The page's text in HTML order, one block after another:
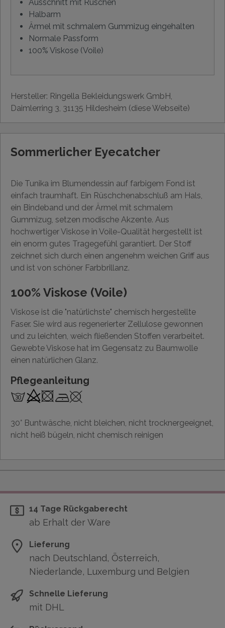
Ausschnitt mit Rüschen
Halbarm
Ärmel mit schmalem Gummizug eingehalten
Normale Passform
100% Viskose (Voile)
Hersteller: Ringella Bekleidungswerk GmbH,
Daimlerring 3, 31135 Hildesheim (diese Webseite)
Sommerlicher Eyecatcher
Die Tunika im Blumendessin auf farbigem Fond ist
einfach traumhaft. Ein Rüschchenabschluß am Hals,
ein Bindeband und der Ärmel mit schmalem
Gummizug, setzen modische Akzente. Aus
hochwertiger Viskose in Voile-Qualität hergestellt ist
ein enorm gutes Tragegefühl garantiert. Der Stoff
zeichnet sich durch einen angenehm weichen Griff aus
und ist von schöner Farbbrillanz.
100% Viskose (Voile)
Viskose ist die "natürlichste" chemisch hergestellte
Faser. Sie wird aus regenerierter Zellulose gewonnen
und zu leichten, weich fließenden Stoffen verarbeitet.
Gewebte Viskose hat im Gegensatz zu Baumwolle
einen natürlichen Glanz.
Pflegeanleitung
30° Buntwäsche, nicht bleichen, nicht trocknergeeignet,
nicht heiß bügeln, nicht chemisch reinigen
14 Tage Rückgaberecht
ab Erhalt der Ware
Lieferung
nach Deutschland, Österreich,
Niederlande, Luxemburg und Belgien
Schnelle Lieferung
mit DHL